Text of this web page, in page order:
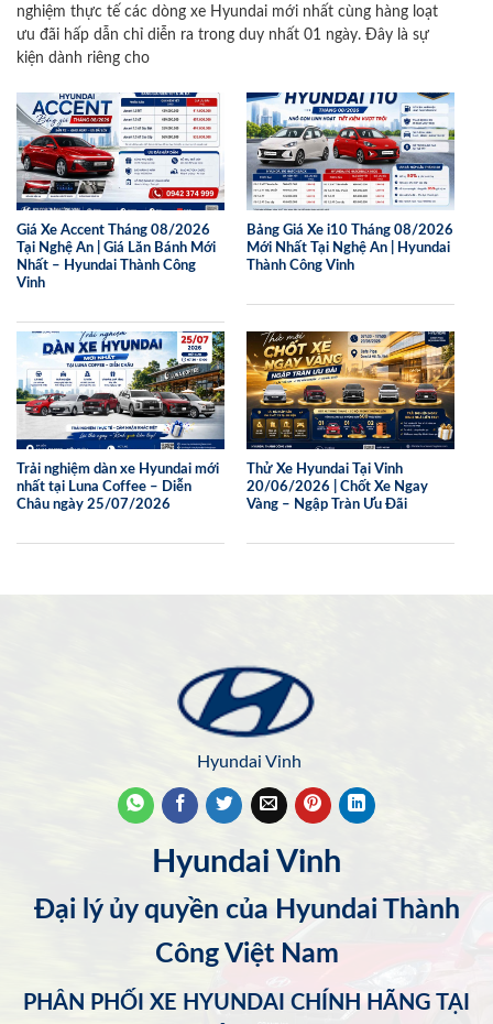
nghiệm thực tế các dòng xe Hyundai mới nhất cùng hàng loạt
ưu đãi hấp dẫn chỉ diễn ra trong duy nhất 01 ngày. Đây là sự
kiện dành riêng cho
Giá Xe Accent Tháng 08/2026
Tại Nghệ An | Giá Lăn Bánh Mới
Nhất – Hyundai Thành Công
Vinh
Bảng Giá Xe i10 Tháng 08/2026
Mới Nhất Tại Nghệ An | Hyundai
Thành Công Vinh
Trải nghiệm dàn xe Hyundai mới
nhất tại Luna Coffee – Diễn
Châu ngày 25/07/2026
Thử Xe Hyundai Tại Vinh
20/06/2026 | Chốt Xe Ngay
Vàng – Ngập Tràn Ưu Đãi
Hyundai Vinh
Hyundai Vinh
Đại lý ủy quyền của Hyundai Thành
Công Việt Nam
PHÂN PHỐI XE HYUNDAI CHÍNH HÃNG TẠI